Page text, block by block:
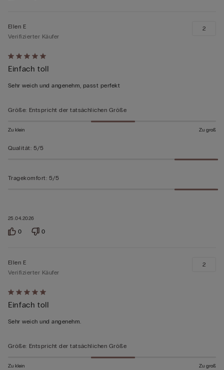
Mit
5
von
bewertet
25.04.2026
Ellen E
Verifizierter Käufer
Einfach toll
Sehr weich und angenehm, passt perfekt
2
Größe: Entspricht der tatsächlichen Größe
Zu klein Zu groß
Qualität: 5/5
Tragekomfort: 5/5
0 0
Mit
5
von
bewertet
Ellen E
Verifizierter Käufer
Einfach toll
Sehr weich und angenehm.
2
Größe: Entspricht der tatsächlichen Größe
Zu klein Zu groß